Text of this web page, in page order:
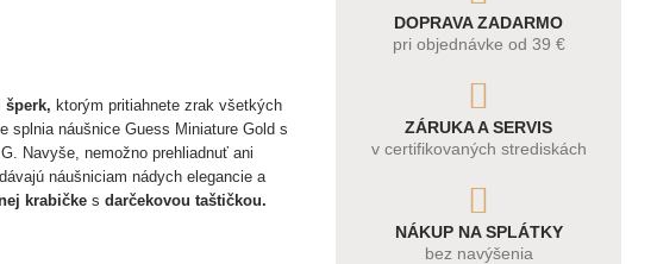
šperk, ktorým pritiahnete zrak všetkých
splnia náušnice Guess Miniature Gold s
Navyše, nemožno prehliadnuť ani
náušniciam nádych elegancie a
krabičke s darčekovou taštičkou.
DOPRAVA ZADARMO
pri objednávke od 39 €
ZÁRUKA A SERVIS
v certifikovaných strediskách
NÁKUP NA SPLÁTKY
bez navýšenia